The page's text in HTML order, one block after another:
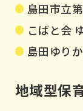
島田市立
こばと会
島田ゆり
地域型保